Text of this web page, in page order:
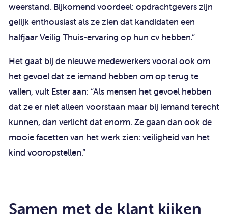
weerstand. Bijkomend voordeel: opdrachtgevers zijn
gelijk enthousiast als ze zien dat kandidaten een
halfjaar Veilig Thuis-ervaring op hun cv hebben.”
Het gaat bij de nieuwe medewerkers vooral ook om
het gevoel dat ze iemand hebben om op terug te
vallen, vult Ester aan: “Als mensen het gevoel hebben
dat ze er niet alleen voorstaan maar bij iemand terecht
kunnen, dan verlicht dat enorm. Ze gaan dan ook de
mooie facetten van het werk zien: veiligheid van het
kind vooropstellen.”
Samen met de klant kijken